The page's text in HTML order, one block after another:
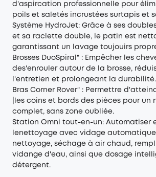
d'aspircation professionnelle pour
poils et saletés incrustées surtapis et
Système HydroJet: Grâce à ses
et sa raclette double, le patin est
garantissant un lavage toujouirs
Brosses DuoSpiral" : Empêcher les
des'enrouler autour de la brosse,
l'entretien et prolongeant la durabilité.
Bras Corner Rover" : Permettre
|les coins et bords des pièces pour un
complet, sans zone oubliée.
Station Omni tout-en-un: Automatiser
lenettoyage avec vidage
nettoyage, séchage à air chaud,
vidange d'eau, ainsi que dosage
détergent.